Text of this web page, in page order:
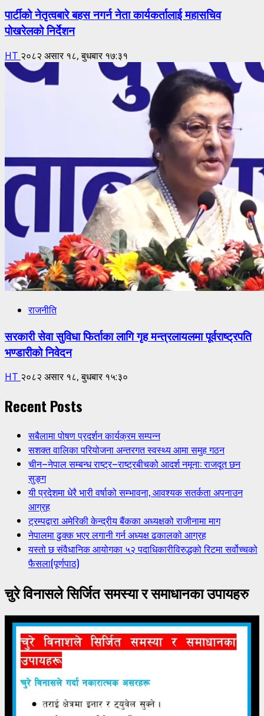
पार्टीको नेतृत्वबारे बहस नगर्न नेता कार्यकर्तालाई महासचिव
पोखरेलको निर्देशन
HT २०८२ असार १८, बुधबार १७:३१
राजनीति
सरकारी सेवा सुविधा फिर्ताका लागि गृह मन्त्रलायलमा पूर्वराष्ट्रपति
भण्डारीको निवेदन
HT २०८२ असार १८, बुधबार १५:३०
Recent Posts
सबैलामा पोषण प्रदर्शन कार्यक्रम सम्पन्न
सशक्त वालिका परियोजना अन्तरगत स्वस्थ्य आमा समुह गठन
चीन–नेपाल सम्बन्ध राष्ट्र–राष्ट्रबीचको आदर्श नमूना: राजदूत छन
सुङ्ग
यी प्रदेशमा धेरै भारी वर्षाको सम्भावना, आवश्यक सतर्कता अपनाउन
आग्रह
ट्रम्पद्वारा अमेरिकी केन्द्रीय बैंकका अध्यक्षको राजीनामा माग
नेपालमा ढुक्क भएर लगानी गर्न अध्यक्ष ढकालको आग्रह
यस्तो छ संवैधानिक आयोगका ५२ पदाधिकारीविरुद्धको रिटमा सर्वोच्चको
फैसला(पूर्णपाठ)
चुरे विनासले सिर्जित समस्या र समाधानका उपायहरु